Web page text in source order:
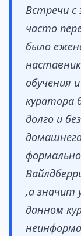
Встречи с
часто
было
обучения
куратора
долго и
,а значит
данном